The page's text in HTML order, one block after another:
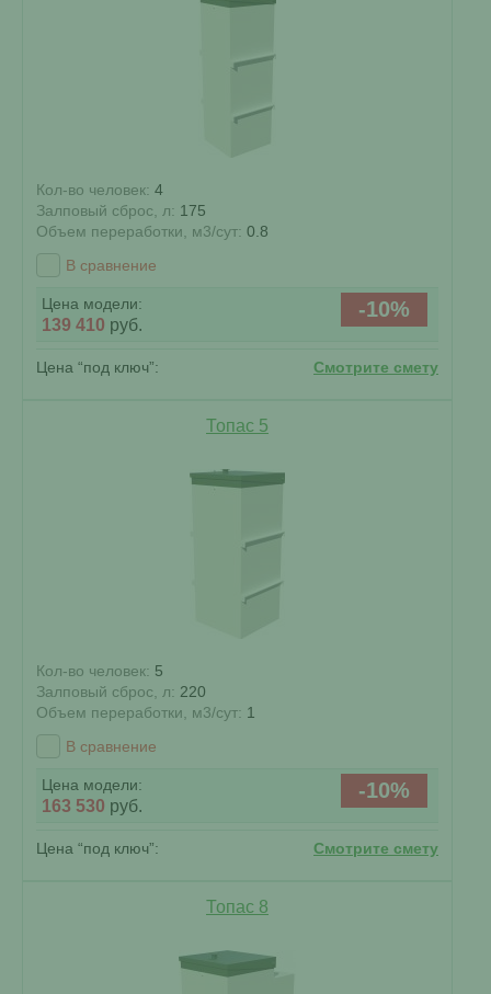
Кол-во человек: 4
Залповый сброс, л: 175
Объем переработки, м3/сут: 0.8
В сравнение
Цена модели:
139 410 руб.
-10%
Цена “под ключ”: Смотрите смету
Топас 5
Кол-во человек: 5
Залповый сброс, л: 220
Объем переработки, м3/сут: 1
В сравнение
Цена модели:
163 530 руб.
-10%
Цена “под ключ”: Смотрите смету
Топас 8